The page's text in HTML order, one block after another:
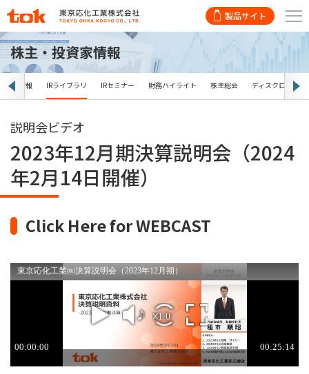
製品サイト
株主・投資家情報
する情報 IRライブラリ IRセミナー 財務ハイライト 株主総会 ディスクロージャ
説明会ビデオ
2023年12月期決算説明会（2024
年2月14日開催）
Click Here for WEBCAST